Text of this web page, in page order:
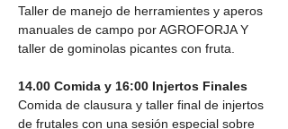
Taller de manejo de herramientes y aperos
manuales de campo por AGROFORJA Y
taller de gominolas picantes con fruta.
14.00 Comida y 16:00 Injertos Finales
Comida de clausura y taller final de injertos
de frutales con una sesión especial sobre